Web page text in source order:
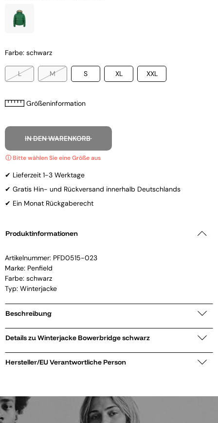
Farbe: schwarz
L M S XL XXL
Größeninformation
IN DEN WARENKORB
✔ Lieferzeit 1-3 Werktage
✔ Gratis Hin- und Rückversand innerhalb Deutschlands
✔ Ein Monat Rückgaberecht
Produktinformationen
Artikelnummer: PFD0515-023
Marke: Penfield
Farbe: schwarz
Typ: Winterjacke
Beschreibung
Details zu Winterjacke Bowerbridge schwarz
Hersteller/EU Verantwortliche Person